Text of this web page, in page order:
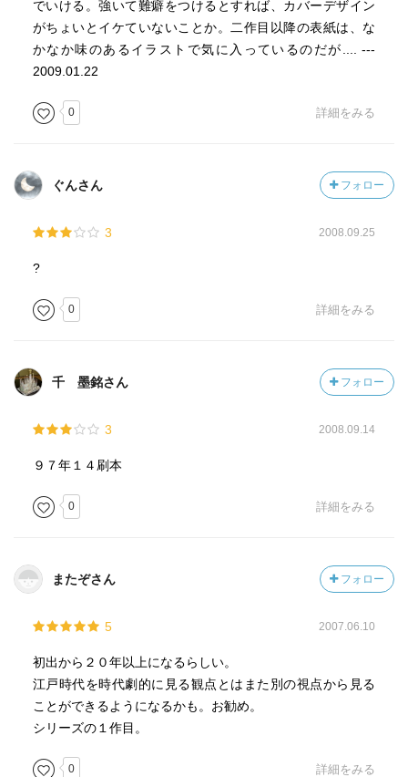
でいける。強いて難癖をつけるとすれば、カバーデザイン
がちょいとイケていないことか。二作目以降の表紙は、な
かなか味のあるイラストで気に入っているのだが.... ---
2009.01.22
0 詳細をみる
ぐんさん フォロー
3 2008.09.25
?
0 詳細をみる
千 墨銘さん フォロー
3 2008.09.14
９７年１４刷本
0 詳細をみる
またぞさん フォロー
5 2007.06.10
初出から２０年以上になるらしい。
江戸時代を時代劇的に見る観点とはまた別の視点から見る
ことができるようになるかも。お勧め。
シリーズの１作目。
0 詳細をみる